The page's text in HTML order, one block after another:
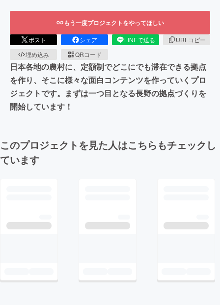
もう一度プロジェクトをやってほしい
ポスト シェア LINEで送る
URLコピー
埋め込み
QRコード
日本各地の農村に、定額制でどこにでも滞在できる拠点
を作り、そこに様々な面白コンテンツを作っていくプロ
ジェクトです。まずは一つ目となる長野の拠点づくりを
開始しています！
このプロジェクトを見た人はこちらもチェックし
ています